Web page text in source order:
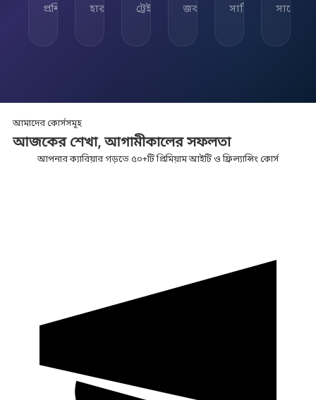
প্রশিক্ষিত
হার
ট্রেইনার
জব
সার্টিফিকেটসাপোর্ট
আমাদের কোর্সসমূহ
আজকের শেখা,আগামীকালের সফলতা
আপনার ক্যারিয়ার গড়তে ৫০+টি প্রিমিয়াম আইটি ও ফ্রিল্যান্সিং কোর্স